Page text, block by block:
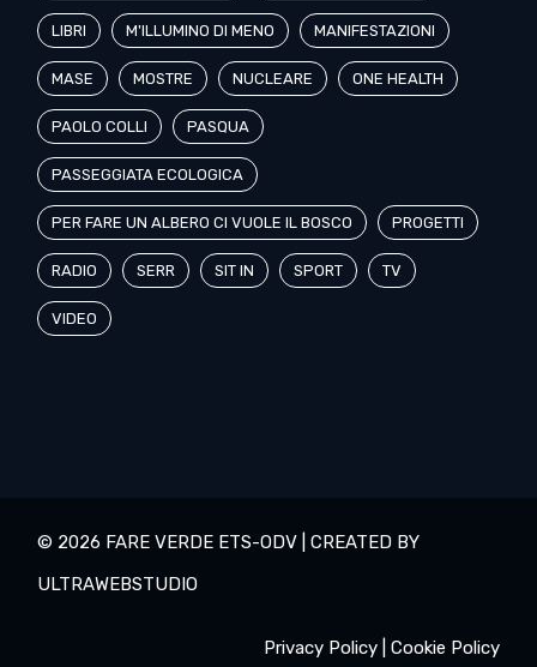
LIBRI M'ILLUMINO DI MENO MANIFESTAZIONI
MASE MOSTRE NUCLEARE ONE HEALTH
PAOLO COLLI PASQUA
PASSEGGIATA ECOLOGICA
PER FARE UN ALBERO CI VUOLE IL BOSCO PROGETTI
RADIO SERR SIT IN SPORT TV
VIDEO
© 2026 FARE VERDE ETS-ODV | CREATED BY
ULTRAWEBSTUDIO
Privacy Policy| Cookie Policy